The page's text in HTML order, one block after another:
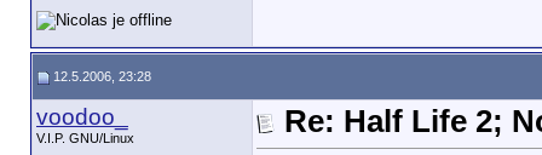
12.5.2006, 23:28
voodoo_
V.I.P. GNU/Linux Re: Half Life 2;